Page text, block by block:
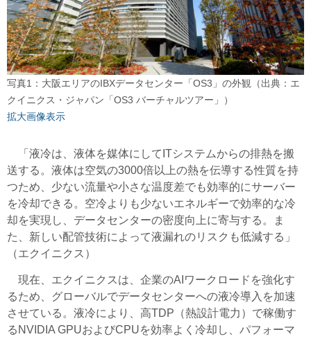
写真1：大阪エリアのIBXデータセンター「OS3」の外観（出典：エ
クイニクス・ジャパン「OS3 バーチャルツアー」）
拡大画像表示
「液冷は、液体を媒体にしてITシステムからの排熱を搬
送する。液体は空気の3000倍以上の熱を伝導する性質を持
つため、少ない流量や小さな温度差でも効率的にサーバー
を冷却できる。空冷よりも少ないエネルギーで効率的な冷
却を実現し、データセンターの密度向上に寄与する。ま
た、新しい配管技術によって液漏れのリスクも低減する」
（エクイニクス）
現在、エクイニクスは、企業のAIワークロードを強化す
るため、グローバルでデータセンターへの液冷導入を加速
させている。液冷により、高TDP（熱設計電力）で稼働す
るNVIDIA GPUおよびCPUを効率よく冷却し、パフォーマ